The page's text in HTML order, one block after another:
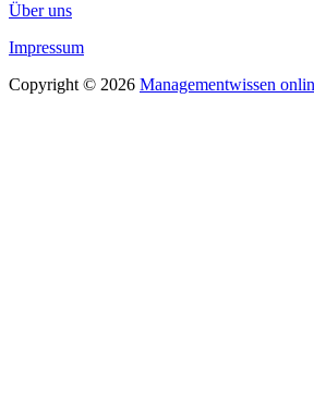
Über uns
Impressum
Copyright © 2026 Managementwissen